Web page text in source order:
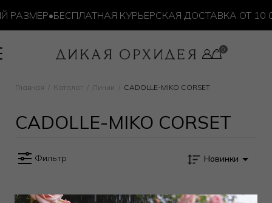
РАЗМЕР•БЕСПЛАТНАЯ КУРЬЕРСКАЯ ДОСТАВКА ОТ 10
Главная Каталог Линии CADOLLE-MIKO CORSET
CADOLLE-MIKO CORSET
Фильтр Новинки